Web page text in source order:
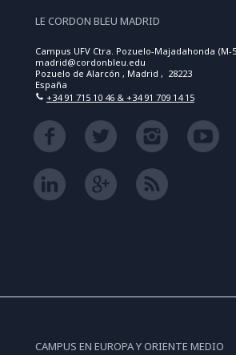
LE CORDON BLEU MADRID
Campus UFV Ctra. Pozuelo-Majadahonda (M-
madrid@cordonbleu.edu
Pozuelo de Alarcón , Madrid , 28223
España
+34 91 715 10 46 & +34 91 709 14 15
CAMPUS EN EUROPA Y ORIENTE MEDIO